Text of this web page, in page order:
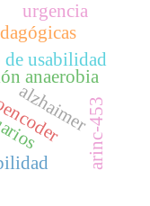
usabilidad
anaerobia
alzhaimer
urgencia
arinc-453